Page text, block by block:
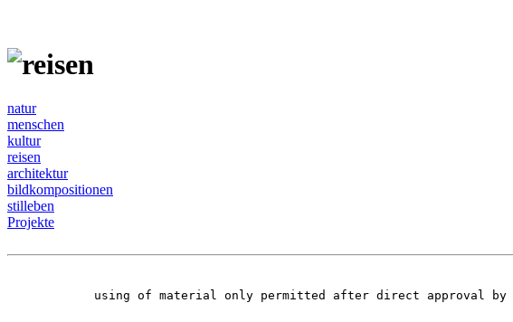
natur
menschen
kultur
reisen
architektur
bildkompositionen
stilleben
Projekte
using of material only permitted after direct approval by